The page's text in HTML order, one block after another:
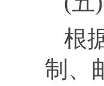
根
制、